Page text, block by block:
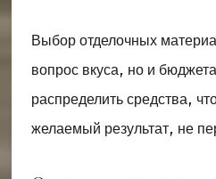
Выбор отделочных
вопрос вкуса, но и
распределить средства,
желаемый результат, не